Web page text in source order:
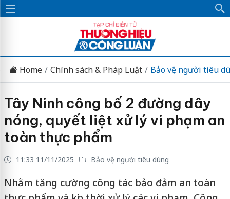
Home Chính sách & Pháp Luật Bảo vệ người tiêu
Tây Ninh công bố 2 đường dây
nóng, quyết liệt xử lý vi phạm an
toàn thực phẩm
11:33 11/11/2025 Bảo vệ người tiêu dùng
Nhằm tăng cường công tác bảo đảm an toàn